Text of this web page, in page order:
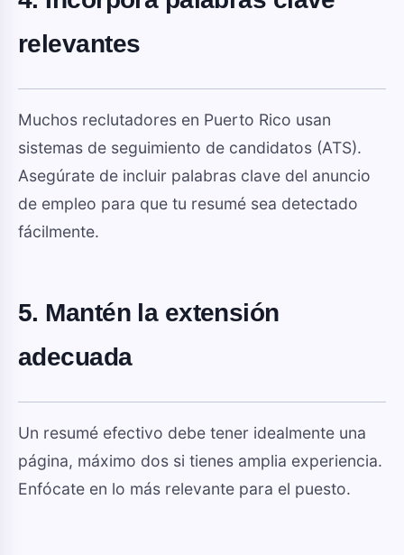
relevantes
Muchos reclutadores en Puerto Rico usan
sistemas de seguimiento de candidatos (ATS).
Asegúrate de incluir palabras clave del anuncio
de empleo para que tu resumé sea detectado
fácilmente.
5. Mantén la extensión
adecuada
Un resumé efectivo debe tener idealmente una
página, máximo dos si tienes amplia experiencia.
Enfócate en lo más relevante para el puesto.